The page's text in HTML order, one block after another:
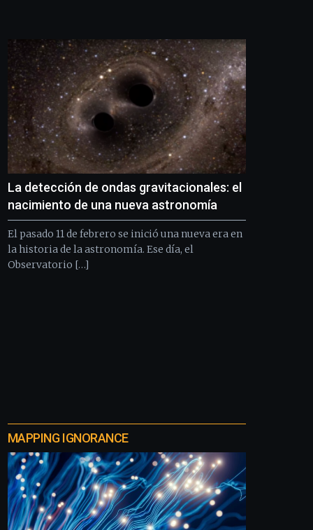
de
octubre.
La
iniciativa,
organizada
por
la
Cátedra…
La detección de ondas gravitacionales: el
nacimiento de una nueva astronomía
El pasado 11 de febrero se inició una nueva era en
la historia de la astronomía. Ese día, el
Observatorio […]
MAPPING IGNORANCE